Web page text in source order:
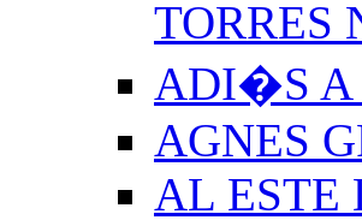
TORRES
ADI�S A
AGNES
AL ESTE